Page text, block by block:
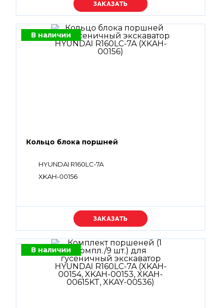
Уточняйте цену
В наличии
Кольцо блока поршней
HYUNDAI R160LC-7A
XKAH-00156
Уточняйте цену
В наличии